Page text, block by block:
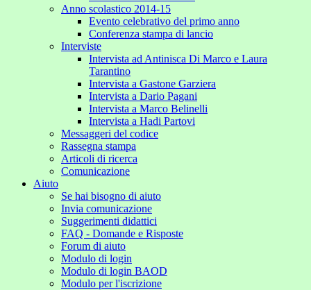
Anno scolastico 2014-15
Evento celebrativo del primo anno
Conferenza stampa di lancio
Interviste
Intervista ad Antinisca Di Marco e Laura
Tarantino
Intervista a Gastone Garziera
Intervista a Dario Pagani
Intervista a Marco Belinelli
Intervista a Hadi Partovi
Messaggeri del codice
Rassegna stampa
Articoli di ricerca
Comunicazione
Aiuto
Se hai bisogno di aiuto
Invia comunicazione
Suggerimenti didattici
FAQ - Domande e Risposte
Forum di aiuto
Modulo di login
Modulo di login BAOD
Modulo per l'iscrizione